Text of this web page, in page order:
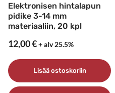
Elektronisen hintalapun
pidike 3-14 mm
materiaaliin, 20 kpl
12,00€+ alv 25.5%
Lisää ostoskoriin